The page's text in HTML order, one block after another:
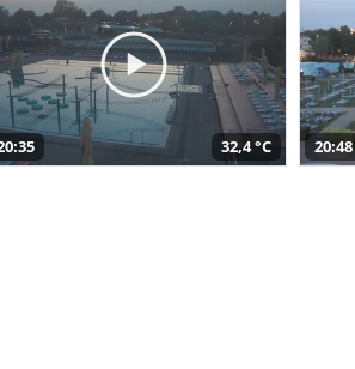
32,4 °C 20:48